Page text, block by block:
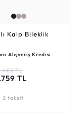
Kalp Bileklik
Alışveriş Kredisi
TL
TL
3 taksit